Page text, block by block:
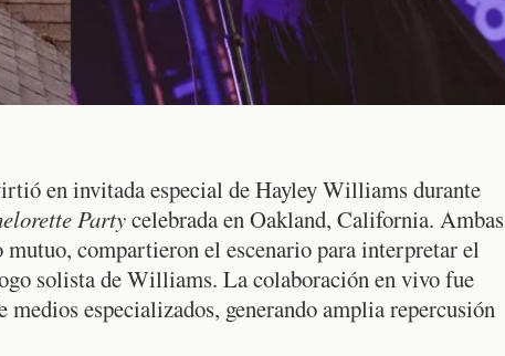
en invitada especial de Hayley Williams durante
Partycelebrada en Oakland, California. Ambas
compartieron el escenario para interpretar el
solista de Williams. La colaboración en vivo fue
especializados, generando amplia repercusión